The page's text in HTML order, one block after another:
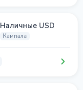
Наличные USD
Кампала